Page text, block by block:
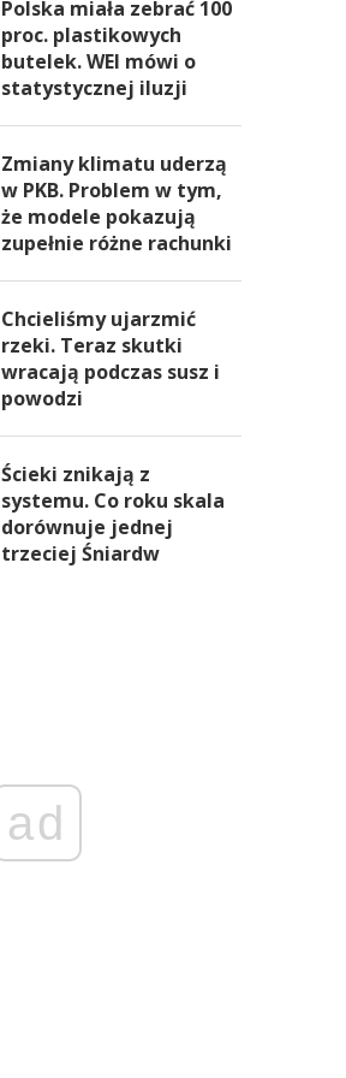
Polska miała zebrać 100
proc. plastikowych
butelek. WEI mówi o
statystycznej iluzji
Zmiany klimatu uderzą
w PKB. Problem w tym,
że modele pokazują
zupełnie różne rachunki
Chcieliśmy ujarzmić
rzeki. Teraz skutki
wracają podczas susz i
powodzi
Ścieki znikają z
systemu. Co roku skala
dorównuje jednej
trzeciej Śniardw
ad